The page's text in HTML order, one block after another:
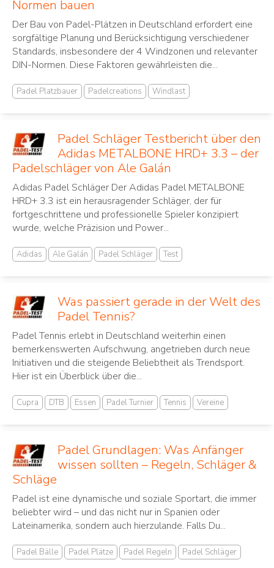
Normen bauen
Der Bau von Padel-Plätzen in Deutschland erfordert eine
sorgfältige Planung und Berücksichtigung verschiedener
Standards, insbesondere der 4 Windzonen und relevanter
DIN-Normen. Diese Faktoren gewährleisten die...
Padel Platzbauer Padelcreations Windlast
Padel Schläger Testbericht über den
Adidas METALBONE HRD+ 3.3 – der
Padelschläger von Ale Galán
Adidas Padel Schläger Der Adidas Padel METALBONE
HRD+ 3.3 ist ein herausragender Schläger, der für
fortgeschrittene und professionelle Spieler konzipiert
wurde, welche Präzision und Power...
Adidas Ale Galán Padel Schläger Test
Was passiert gerade in der Welt des
Padel Tennis?
Padel Tennis erlebt in Deutschland weiterhin einen
bemerkenswerten Aufschwung, angetrieben durch neue
Initiativen und die steigende Beliebtheit als Trendsport.
Hier ist ein Überblick über die...
Cupra DTB Essen Padel Turnier Tennis Vereine
Padel Grundlagen: Was Anfänger
wissen sollten – Regeln, Schläger &
Schläge
Padel ist eine dynamische und soziale Sportart, die immer
beliebter wird – und das nicht nur in Spanien oder
Lateinamerika, sondern auch hierzulande. Falls Du...
Padel Bälle Padel Plätze Padel Regeln Padel Schläger